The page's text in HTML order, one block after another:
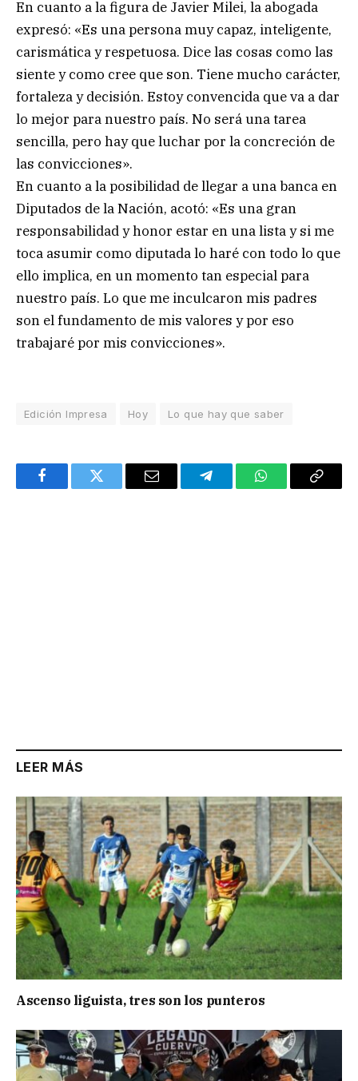
En cuanto a la figura de Javier Milei, la abogada
expresó: «Es una persona muy capaz, inteligente,
carismática y respetuosa. Dice las cosas como las
siente y como cree que son. Tiene mucho carácter,
fortaleza y decisión. Estoy convencida que va a dar
lo mejor para nuestro país. No será una tarea
sencilla, pero hay que luchar por la concreción de
las convicciones».
En cuanto a la posibilidad de llegar a una banca en
Diputados de la Nación, acotó: «Es una gran
responsabilidad y honor estar en una lista y si me
toca asumir como diputada lo haré con todo lo que
ello implica, en un momento tan especial para
nuestro país. Lo que me inculcaron mis padres
son el fundamento de mis valores y por eso
trabajaré por mis convicciones».
Edición Impresa Hoy Lo que hay que saber
FacebookTwitter Email TelegramWhatsAppCopy
LEER MÁS
Ascenso liguista, tres son los punteros